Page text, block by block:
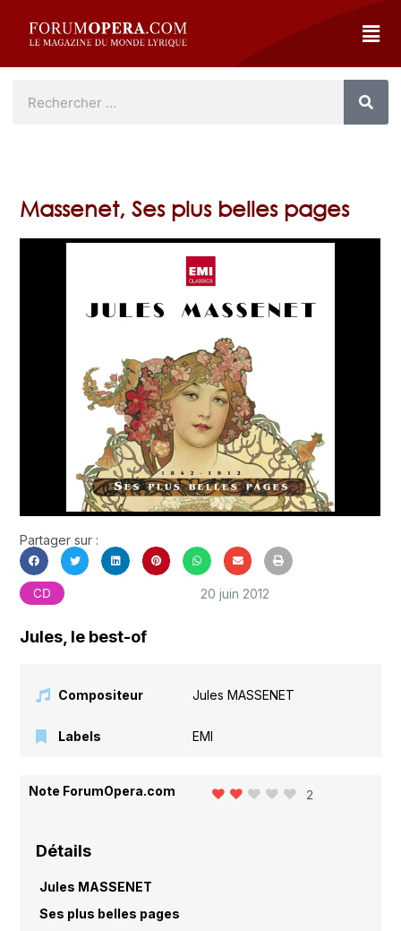
Massenet, Ses plus belles pages
Partager sur :
CD 20 juin 2012
Jules, le best-of
Compositeur Jules MASSENET
Labels EMI
Note ForumOpera.com 2
Détails
Jules MASSENET
Ses plus belles pages